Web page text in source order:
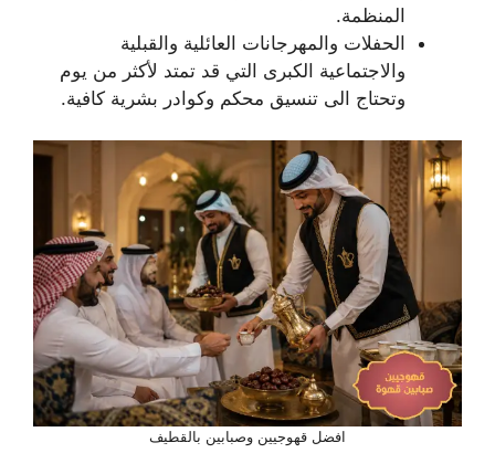
المنظمة.
الحفلات والمهرجانات العائلية والقبلية
والاجتماعية الكبرى التي قد تمتد لأكثر من يوم
وتحتاج الى تنسيق محكم وكوادر بشرية كافية.
افضل قهوجيين وصبابين بالقطيف